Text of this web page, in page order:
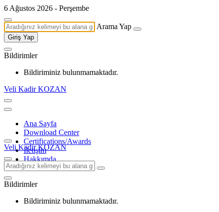
6 Ağustos 2026 - Perşembe
Arama Yap
Giriş Yap
Bildirimler
Bildiriminiz bulunmamaktadır.
Veli Kadir KOZAN
Ana Sayfa
Download Center
Certifications/Awards
İletişim
Hakkımda
Veli Kadir KOZAN
Bildirimler
Bildiriminiz bulunmamaktadır.